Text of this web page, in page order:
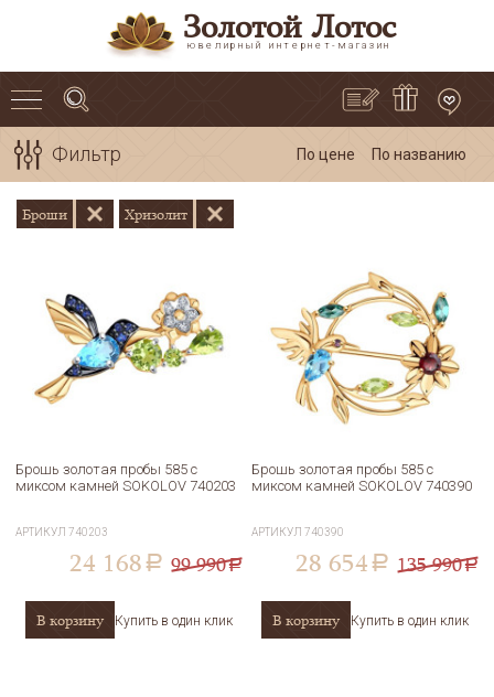
Золотой Лотос
ювелирный интернет-магазин
Фильтр По цене По названию
Броши Хризолит
Брошь золотая пробы 585 с
миксом камней SOKOLOV 740203
АРТИКУЛ 740203
24 168 a 99 990a
В корзину Купить в один клик
Брошь золотая пробы 585 с
миксом камней SOKOLOV 740390
АРТИКУЛ 740390
28 654 a 135 990a
В корзину Купить в один клик